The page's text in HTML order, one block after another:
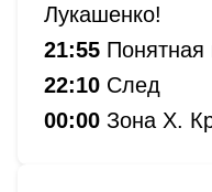
Лукашенко!
21:55 Понятная
22:10 След
00:00 Зона Х.